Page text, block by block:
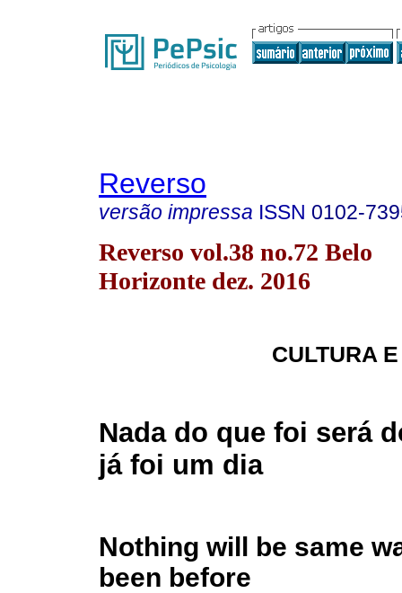
Reverso
versão impressa ISSN 0102-
Reverso vol.38 no.72 Belo
Horizonte dez. 2016
CULTURA
Nada do que foi será
já foi um dia
Nothing will be same
been before